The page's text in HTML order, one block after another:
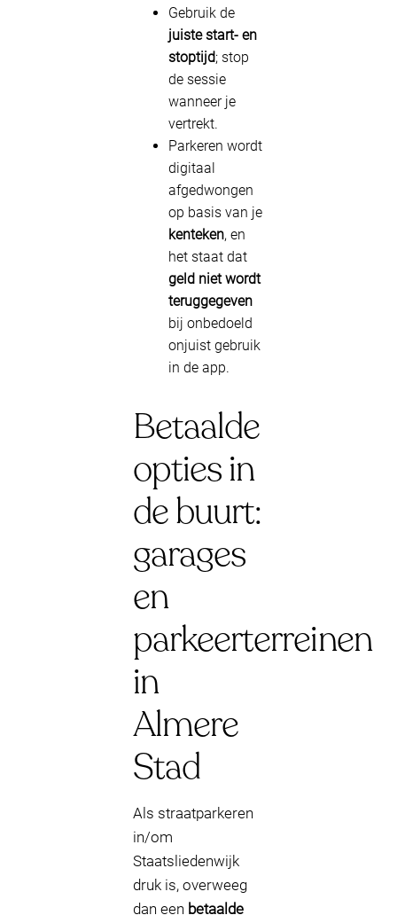
Gebruik de
juiste start- en
stoptijd; stop
de sessie
wanneer je
vertrekt.
Parkeren wordt
digitaal
afgedwongen
op basis van je
kenteken, en
het staat dat
geld niet wordt
teruggegeven
bij onbedoeld
onjuist gebruik
in de app.
Betaalde
opties in
de buurt:
garages
en
parkeerterreinen
in
Almere
Stad
Als straatparkeren
in/om
Staatsliedenwijk
druk is, overweeg
dan een betaalde